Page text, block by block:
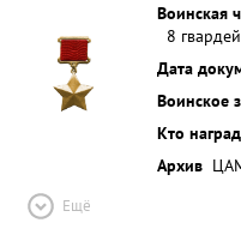
Воинская
8
Дата
Воинское
Кто
Архив
Ещё